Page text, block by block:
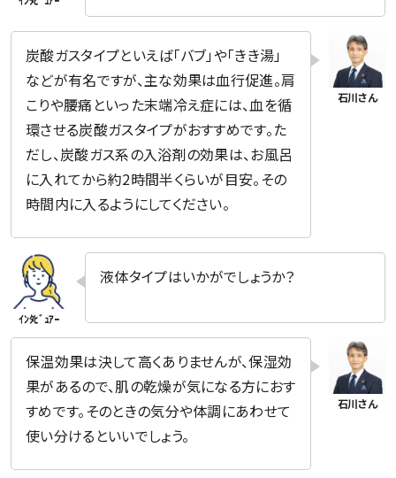
炭酸ガスタイプといえば「バブ」や「きき湯」
などが有名ですが、主な効果は血行促進。肩
こりや腰痛といった末端冷え症には、血を循
環させる炭酸ガスタイプがおすすめです。た
だし、炭酸ガス系の入浴剤の効果は、お風呂
に入れてから約2時間半くらいが目安。その
時間内に入るようにしてください。
液体タイプはいかがでしょうか？
保温効果は決して高くありませんが、保湿効
果があるので、肌の乾燥が気になる方におす
すめです。そのときの気分や体調にあわせて
使い分けるといいでしょう。